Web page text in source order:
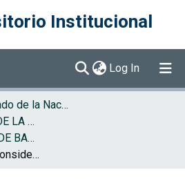
Institucional
Log In (current)
Programa Estado de la Nación (PEN)
INFORME ESTADO DE LA EDUCACION
INVESTIGACIONES DE BASE EE
Aspectos claves a considerar en el desarrollo de un sistema nacional público de macroevaluación de los aprendizajes de los estudiantes: recomendaciones desde el caso mexicano